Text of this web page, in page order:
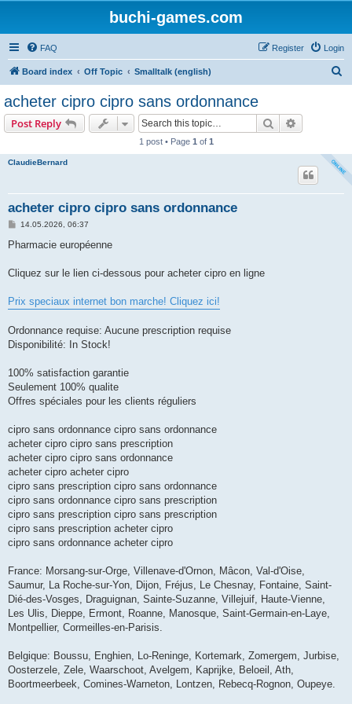
buchi-games.com
FAQ Login
Register
Board index Off Topic Smalltalk (english)
acheter cipro cipro sans ordonnance
Post Reply Search
1 post • Page 1 of 1
ClaudieBernard
acheter cipro cipro sans ordonnance
P
s
14.05.2026, 06:37
Pharmacie européenne
Cliquez sur le lien ci-dessous pour acheter cipro en ligne
Prix speciaux internet bon marche! Cliquez ici!
Ordonnance requise: Aucune prescription requise
Disponibilité: In Stock!
100% satisfaction garantie
Seulement 100% qualite
Offres spéciales pour les clients réguliers
cipro sans ordonnance cipro sans ordonnance
acheter cipro cipro sans prescription
acheter cipro cipro sans ordonnance
acheter cipro acheter cipro
cipro sans prescription cipro sans ordonnance
cipro sans ordonnance cipro sans prescription
cipro sans prescription cipro sans prescription
cipro sans prescription acheter cipro
cipro sans ordonnance acheter cipro
France: Morsang-sur-Orge, Villenave-d'Ornon, Mâcon, Val-d'Oise,
Saumur, La Roche-sur-Yon, Dijon, Fréjus, Le Chesnay, Fontaine, Saint-
Dié-des-Vosges, Draguignan, Sainte-Suzanne, Villejuif, Haute-Vienne,
Les Ulis, Dieppe, Ermont, Roanne, Manosque, Saint-Germain-en-Laye,
Montpellier, Cormeilles-en-Parisis.
Belgique: Boussu, Enghien, Lo-Reninge, Kortemark, Zomergem, Jurbise,
Oosterzele, Zele, Waarschoot, Avelgem, Kaprijke, Beloeil, Ath,
Boortmeerbeek, Comines-Warneton, Lontzen, Rebecq-Rognon, Oupeye.